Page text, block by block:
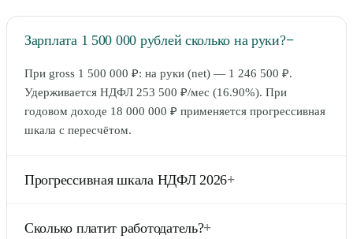
Зарплата 1 500 000 рублей сколько на руки?−
При gross 1 500 000 ₽: на руки (net) — 1 246 500 ₽.
Удерживается НДФЛ 253 500 ₽/мес (16.90%). При
годовом доходе 18 000 000 ₽ применяется прогрессивная
шкала с пересчётом.
Прогрессивная шкала НДФЛ 2026+
18% до 20 млн, 20% до 50 млн, 22% свыше. Ставки
Сколько платит работодатель?+